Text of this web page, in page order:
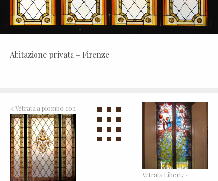
Abitazione privata – Firenze
«Vetrata a piombo con
Vetrata Liberty »